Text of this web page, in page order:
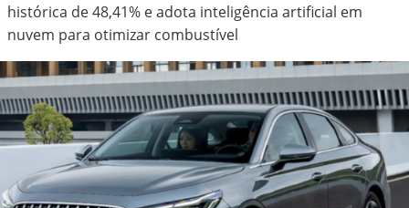
histórica de 48,41% e adota inteligência artificial em
nuvem para otimizar combustível